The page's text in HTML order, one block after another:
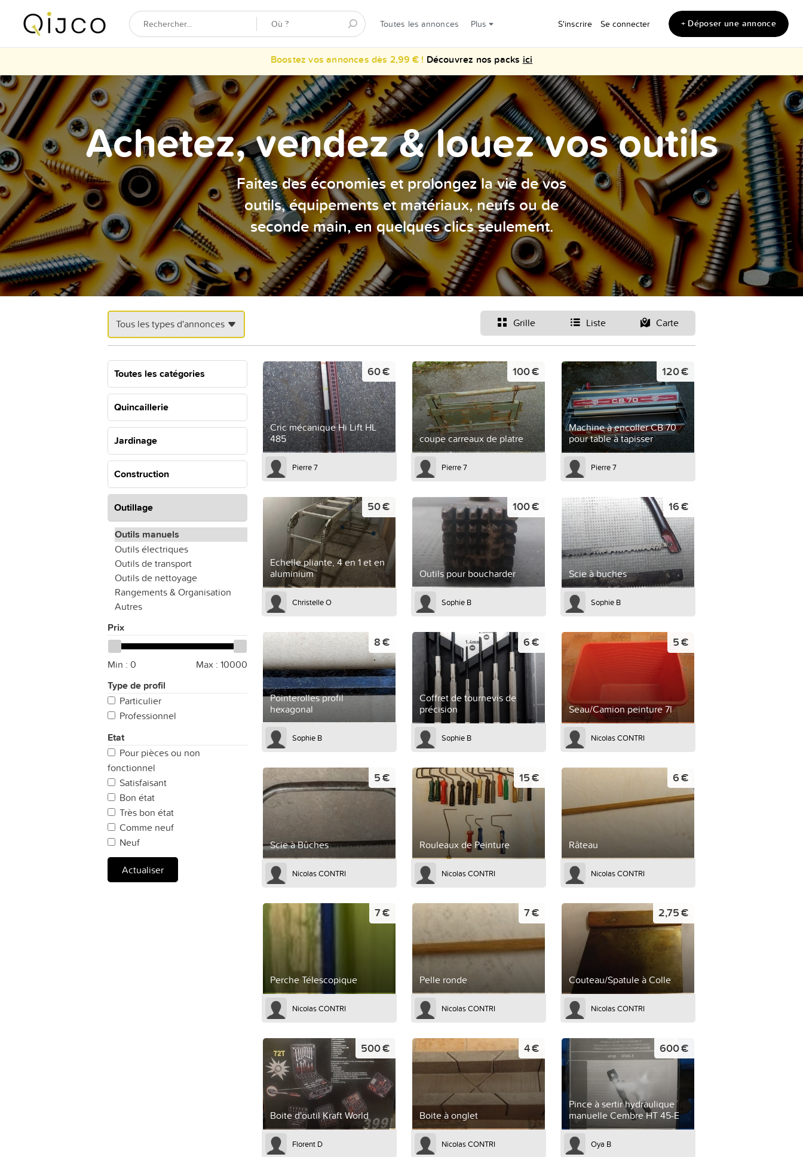
Boostez vos annonces dès 2,99 € ! Découvrez nos packs ici
Toutes les annonces Plus S'inscrire Se connecter + Déposer une annonce
Achetez, vendez & louez vos outils
Faites des économies et prolongez la vie de vos
outils, équipements et matériaux, neufs ou de
seconde main, en quelques clics seulement.
Grille Liste Carte
Tous les types d'annonces
Toutes les catégories
Quincaillerie
Jardinage
Construction
Outillage
Outils manuels
Outils électriques
Outils de transport
Outils de nettoyage
Rangements & Organisation
Autres
Prix
Min : 0 Max : 10000
Type de profil
Particulier
Professionnel
Etat
Pour pièces ou non
fonctionnel
Satisfaisant
Bon état
Très bon état
Comme neuf
Neuf
Actualiser
Cric mécanique Hi Lift HL
485
60 €
Pierre 7
coupe carreaux de platre
100 €
Pierre 7
Machine à encoller CB 70
pour table à tapisser
120 €
Pierre 7
Echelle pliante, 4 en 1 et en
aluminium
50 €
Christelle O
Outils pour boucharder
100 €
Sophie B
Scie à buches
16 €
Sophie B
Pointerolles profil
hexagonal
8 €
Sophie B
Coffret de tournevis de
précision
6 €
Sophie B
Seau/Camion peinture 7l
5 €
Nicolas CONTRI
Scie à Bûches
5 €
Nicolas CONTRI
Rouleaux de Peinture
15 €
Nicolas CONTRI
Râteau
6 €
Nicolas CONTRI
Perche Télescopique
7 €
Nicolas CONTRI
Pelle ronde
7 €
Nicolas CONTRI
Couteau/Spatule à Colle
2,75 €
Nicolas CONTRI
Boite d'outil Kraft World
500 €
Florent D
Boite à onglet
4 €
Nicolas CONTRI
Pince à sertir hydraulique
manuelle Cembre HT 45-E
600 €
Oya B